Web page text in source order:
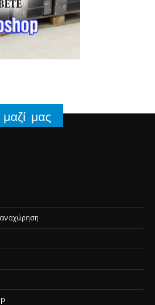
μας